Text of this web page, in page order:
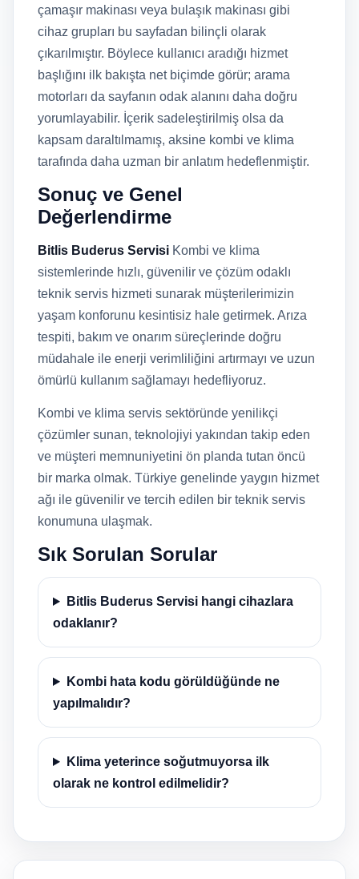
çamaşır makinası veya bulaşık makinası gibi
cihaz grupları bu sayfadan bilinçli olarak
çıkarılmıştır. Böylece kullanıcı aradığı hizmet
başlığını ilk bakışta net biçimde görür; arama
motorları da sayfanın odak alanını daha doğru
yorumlayabilir. İçerik sadeleştirilmiş olsa da
kapsam daraltılmamış, aksine kombi ve klima
tarafında daha uzman bir anlatım hedeflenmiştir.
Sonuç ve Genel
Değerlendirme
Bitlis Buderus Servisi Kombi ve klima
sistemlerinde hızlı, güvenilir ve çözüm odaklı
teknik servis hizmeti sunarak müşterilerimizin
yaşam konforunu kesintisiz hale getirmek. Arıza
tespiti, bakım ve onarım süreçlerinde doğru
müdahale ile enerji verimliliğini artırmayı ve uzun
ömürlü kullanım sağlamayı hedefliyoruz.
Kombi ve klima servis sektöründe yenilikçi
çözümler sunan, teknolojiyi yakından takip eden
ve müşteri memnuniyetini ön planda tutan öncü
bir marka olmak. Türkiye genelinde yaygın hizmet
ağı ile güvenilir ve tercih edilen bir teknik servis
konumuna ulaşmak.
Sık Sorulan Sorular
Bitlis Buderus Servisi hangi cihazlara
odaklanır?
Kombi hata kodu görüldüğünde ne
yapılmalıdır?
Klima yeterince soğutmuyorsa ilk
olarak ne kontrol edilmelidir?